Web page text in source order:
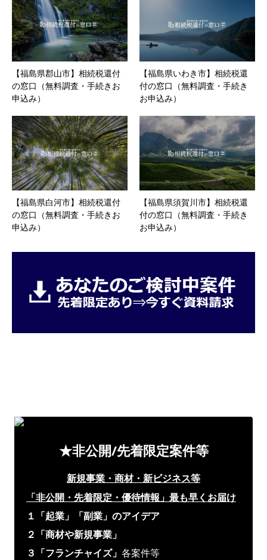
【福島県郡山市】相続税還付
の窓口（無料調査・手続きお
申込み）
【福島県いわき市】相続税還
付の窓口（無料調査・手続き
お申込み）
【福島県白河市】相続税還付
の窓口（無料調査・手続きお
申込み）
【福島県須賀川市】相続税還
付の窓口（無料調査・手続き
お申込み）
★非公開/先着限定案件等
新規事業・商材・新ビジネス等
「非公開・先着限定・優待情報」 最も早くお届け
１「起業」「副業」のアイデア
２「商材や新規事業」
３「フランチャイズ」 各案件等